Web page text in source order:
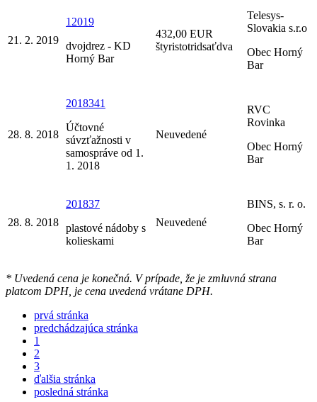
21. 2. 2019
12019
dvojdrez - KD
Horný Bar
432,00 EUR
štyristotridsaťdva
Telesys-
Slovakia s.r.o
Obec Horný
Bar
28. 8. 2018
2018341
Účtovné
súvzťažnosti v
samospráve od 1.
1. 2018
Neuvedené
RVC
Rovinka
Obec Horný
Bar
28. 8. 2018
201837
plastové nádoby s
kolieskami
Neuvedené
BINS, s. r. o.
Obec Horný
Bar
* Uvedená cena je konečná. V prípade, že je zmluvná strana
platcom DPH, je cena uvedená vrátane DPH.
prvá stránka
predchádzajúca stránka
1
2
3
ďalšia stránka
posledná stránka